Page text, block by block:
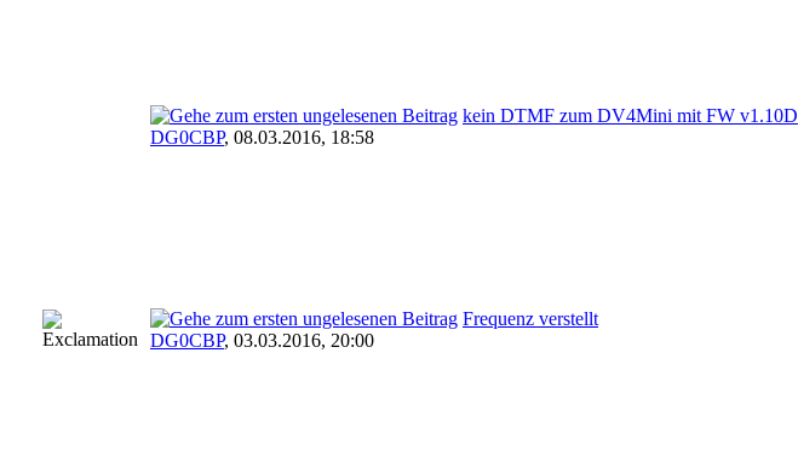
kein DTMF zum DV4Mini mit FW v1.10D
DG0CBP, 08.03.2016, 18:58
Frequenz verstellt
DG0CBP, 03.03.2016, 20:00